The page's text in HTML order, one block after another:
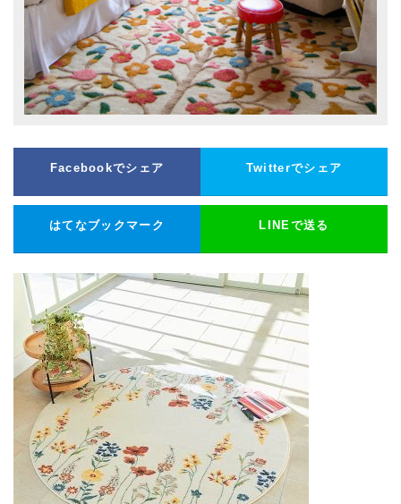
Facebookでシェア Twitterでシェア
はてなブックマーク LINEで送る